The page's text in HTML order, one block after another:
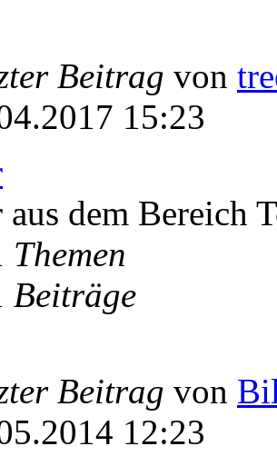
Beitrag von
15:23
dem Bereich
Themen
Beiträge
Beitrag von
12:23